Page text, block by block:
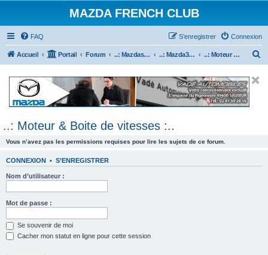
MAZDA FRENCH CLUB
FAQ Connexion
S’enregistrer
Accueil Portail Forum ..: Mazdaspeed & MPS :.. ..: Mazda3 MPS & Mazdaspeed 3 :.. ..: Moteur & Boite de vitesses :..
e
..: Moteur & Boite de vitesses :..
Vous n’avez pas les permissions requises pour lire les sujets de ce forum.
CONNEXION • S’ENREGISTRER
Nom d’utilisateur :
Mot de passe :
Se souvenir de moi
Cacher mon statut en ligne pour cette session